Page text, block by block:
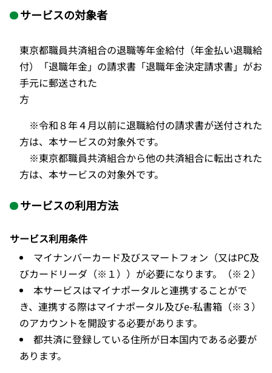
サービスの対象者
東京都職員共済組合の退職等年金給付（年金払い退職給
付）「退職年金」 の請求書「退職年金決定請求書」がお
手元に郵送された
方
※令和８年４月以前に退職給付の請求書が送付された
方は、本サービスの対象外です。
※東京都職員共済組合から他の共済組合に転出された
方は、本サービスの対象外です。
サービスの利用方法
サービス利用条件
マイナンバーカード及びスマートフォン （又はPC及
びカードリーダ（※１））が必要になります。（※２）
本サービスはマイナポータルと連携することがで
き、連携する際はマイナポータル及びe-私書箱（※３）
のアカウントを開設する必要があります。
都共済に登録している住所が日本国内である必要が
あります。